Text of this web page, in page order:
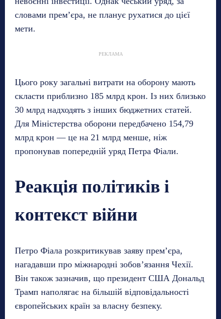
словами прем’єра, не планує рухатися до цієї
мети.
РЕКЛАМА
Цього року загальні витрати на оборону мають
скласти приблизно 185 млрд крон. Із них близько
30 млрд надходять з інших бюджетних статей.
Для Міністерства оборони передбачено 154,79
млрд крон — це на 21 млрд менше, ніж
пропонував попередній уряд Петра Фіали.
Реакція політиків і
контекст війни
Петро Фіала розкритикував заяву прем’єра,
нагадавши про міжнародні зобов’язання Чехії.
Він також зазначив, що президент США Дональд
Трамп наполягає на більшій відповідальності
європейських країн за власну безпеку.